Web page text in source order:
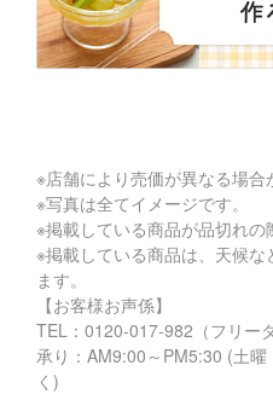
※店舗により売価が異なる場合
※写真は全てイメージです。
※掲載している商品が品切れの
※掲載している商品は、天候
ます。
【お客様お声係】
TEL： 0120-017-982 （フリー
承り：AM9:00～PM5:30 (土
く)